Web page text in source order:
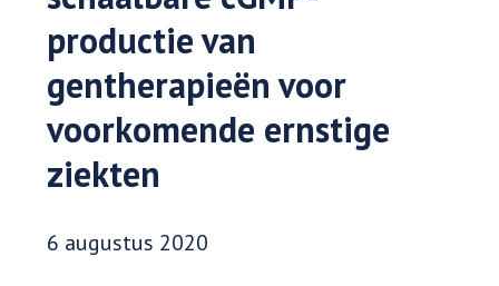
productie van
gentherapieën voor
voorkomende ernstige
ziekten
Datum gepubliceerd:
6 augustus 2020